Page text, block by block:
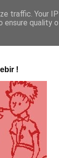
!
traffic. Your
quality